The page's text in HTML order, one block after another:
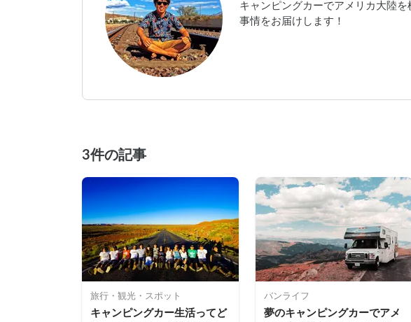
キャンピングカーでアメリカ大陸
事情をお届けします！
3件の記事
旅行・観光・スポット
キャンピングカー生活ってど
バンライフ
夢のキャンピングカーでアメ